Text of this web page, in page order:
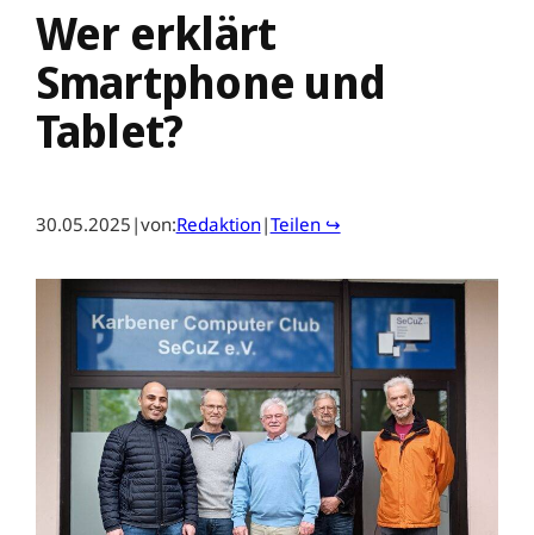
Wer erklärt
Smartphone und
Tablet?
30.05.2025 |von:Redaktion|Teilen ↪